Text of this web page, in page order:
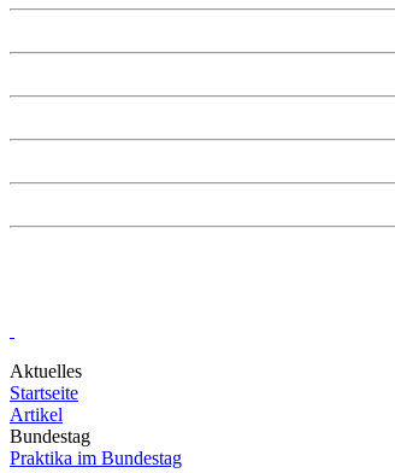
Aktuelles
Startseite
Artikel
Bundestag
Praktika im Bundestag